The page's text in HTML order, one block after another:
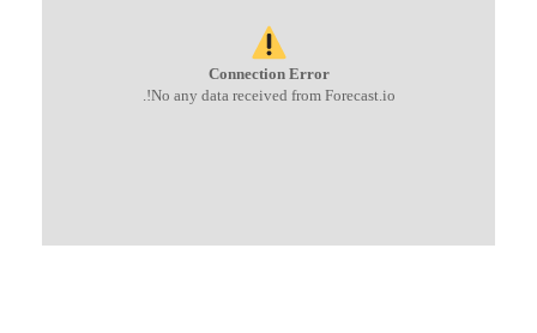
Connection Error
No any data received from Forecast.io!.